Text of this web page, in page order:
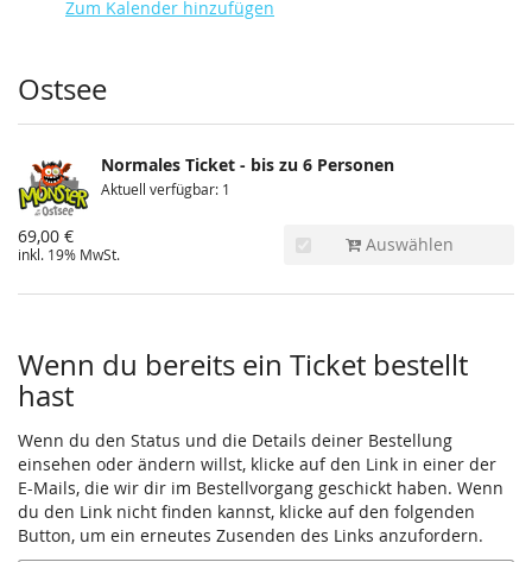
Zum Kalender hinzufügen
Produkte
Ostsee
Normales Ticket - bis zu 6 Personen
Aktuell verfügbar: 1
69,00 €
inkl. 19% MwSt. Auswählen
Wenn du bereits ein Ticket bestellt
hast
Wenn du den Status und die Details deiner Bestellung
einsehen oder ändern willst, klicke auf den Link in einer der
E-Mails, die wir dir im Bestellvorgang geschickt haben. Wenn
du den Link nicht finden kannst, klicke auf den folgenden
Button, um ein erneutes Zusenden des Links anzufordern.